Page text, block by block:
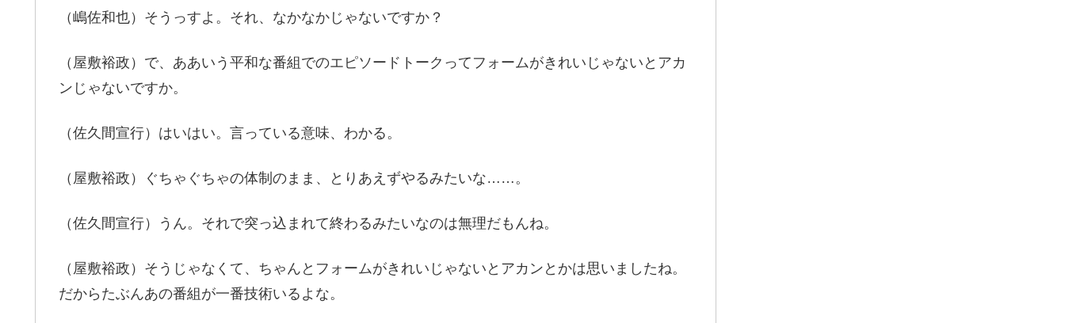
（嶋佐和也）そうっすよ。それ、なかなかじゃないですか？
（屋敷裕政）で、ああいう平和な番組でのエピソードトークってフォームがきれいじゃないとアカ
ンじゃないですか。
（佐久間宣行）はいはい。言っている意味、わかる。
（屋敷裕政）ぐちゃぐちゃの体制のまま、とりあえずやるみたいな……。
（佐久間宣行）うん。それで突っ込まれて終わるみたいなのは無理だもんね。
（屋敷裕政）そうじゃなくて、ちゃんとフォームがきれいじゃないとアカンとかは思いましたね。
だからたぶんあの番組が一番技術いるよな。